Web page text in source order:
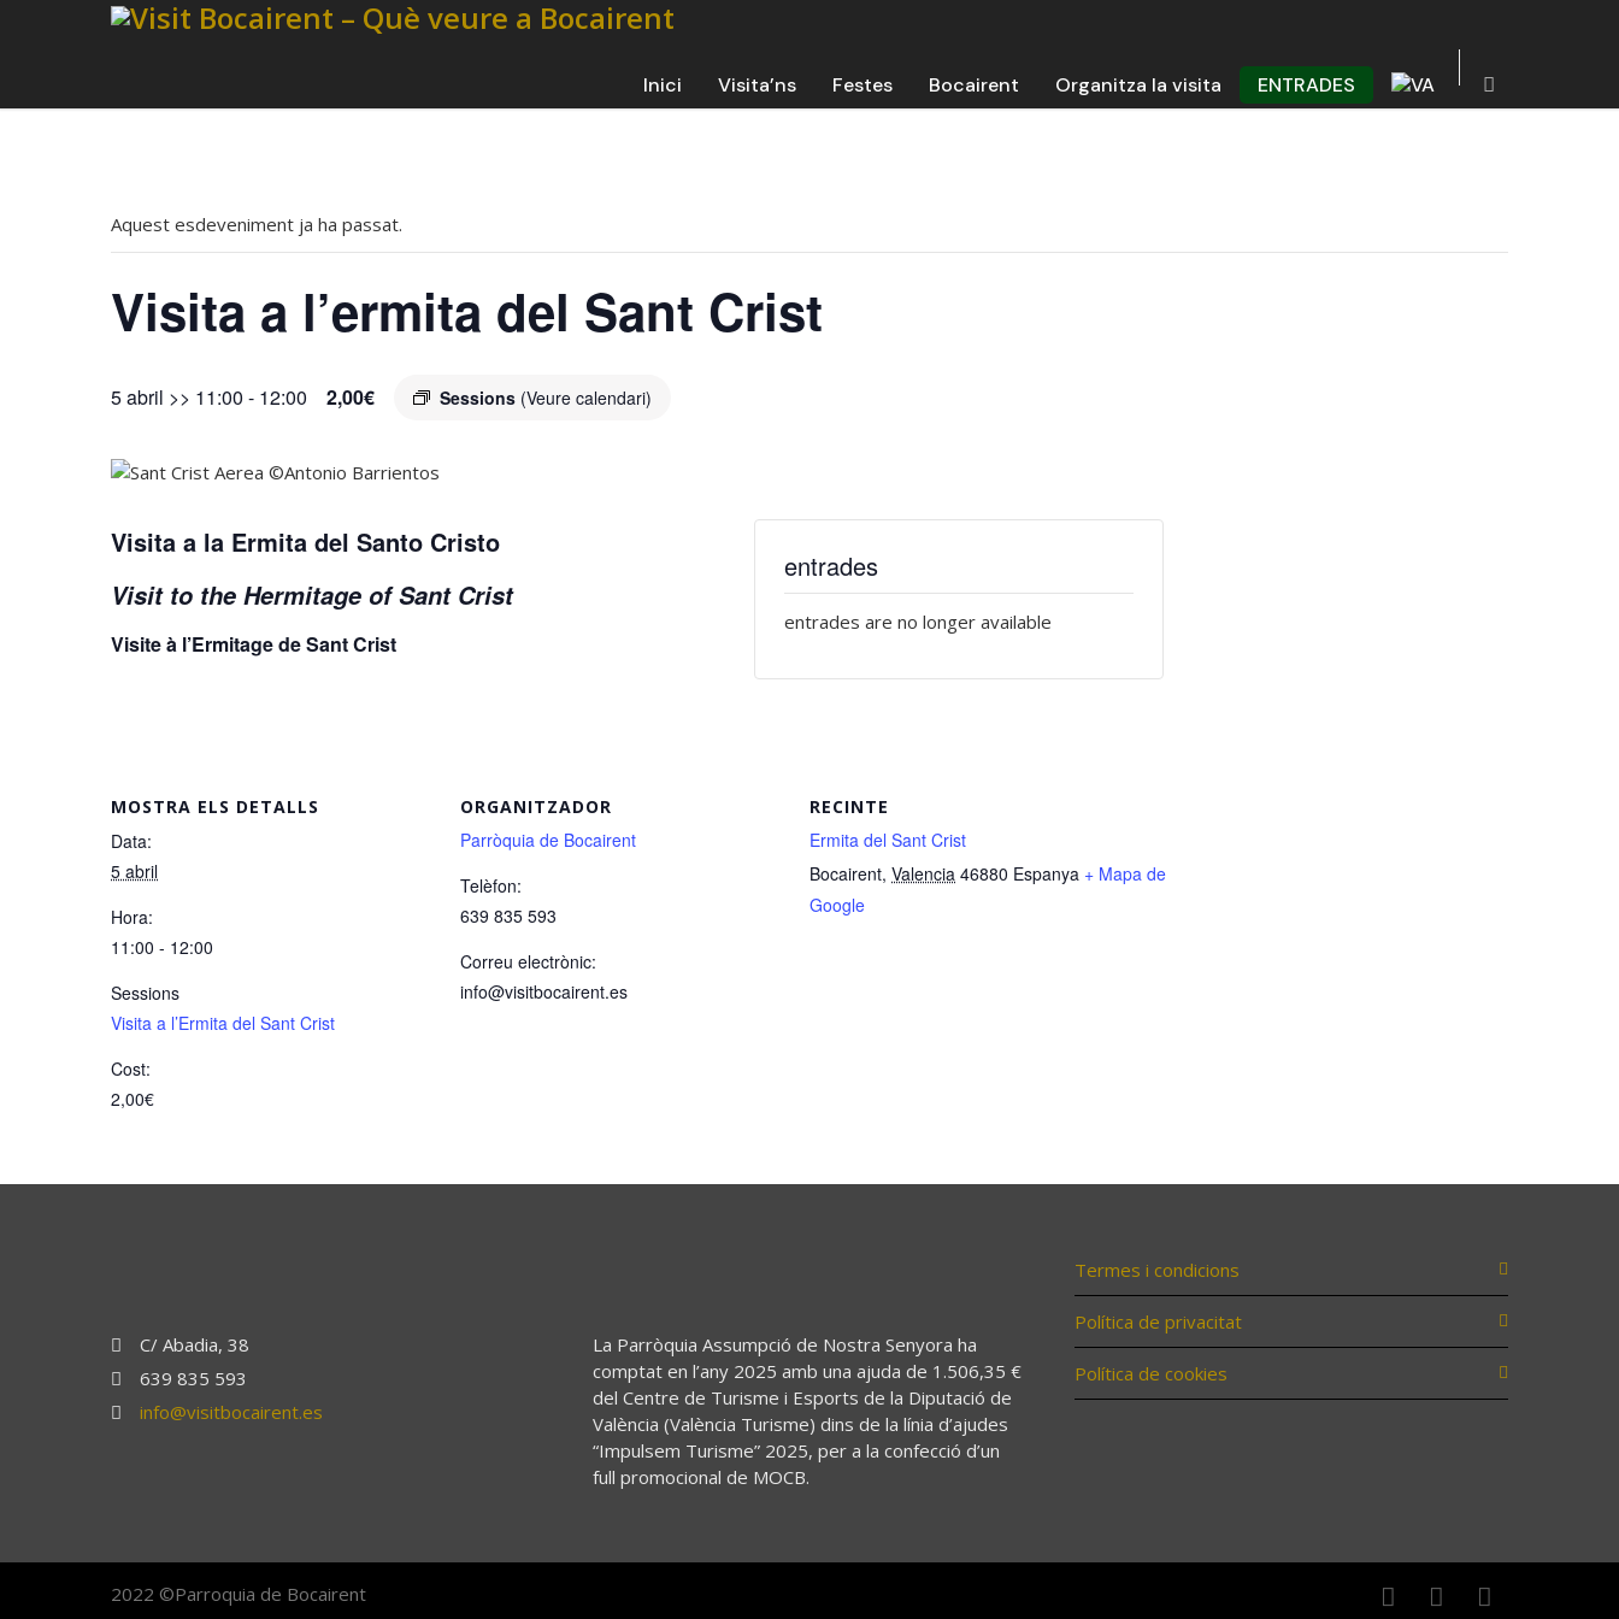
Inici Visita’ns Festes Bocairent Organitza la visita ENTRADES
Aquest esdeveniment ja ha passat.
Visita a l’ermita del Sant Crist
5 abril >> 11:00 - 12:00 Sessions (Veure calendari)
2,00€
Visita a la Ermita del Santo Cristo
Visit to the Hermitage of Sant Crist
Visite à l’Ermitage de Sant Crist
MOSTRA ELS DETALLS
Data:
5 abril
Hora:
11:00 - 12:00
Sessions
Visita a l’Ermita del Sant Crist
Cost:
2,00€
ORGANITZADOR
Parròquia de Bocairent
Telèfon:
639 835 593
Correu electrònic:
info@visitbocairent.es
RECINTE
Ermita del Sant Crist
Bocairent, Valencia 46880 Espanya + Mapa de
Google
entrades
entrades are no longer available
C/ Abadia, 38
639 835 593
info@visitbocairent.es
La Parròquia Assumpció de Nostra Senyora ha
comptat en l’any 2025 amb una ajuda de 1.506,35 €
del Centre de Turisme i Esports de la Diputació de
València (València Turisme) dins de la línia d’ajudes
“Impulsem Turisme” 2025, per a la confecció d’un
full promocional de MOCB.
Termes i condicions
Política de privacitat
Política de cookies
2022 ©Parroquia de Bocairent